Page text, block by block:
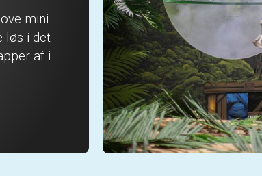
mini
løs i det
af i